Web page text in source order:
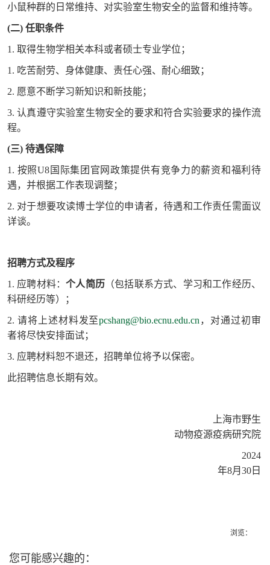
小鼠种群的日常维持、对实验室生物安全的监督和维持等。
(二) 任职条件
1. 取得生物学相关本科或者硕士专业学位；
1. 吃苦耐劳、身体健康、责任心强、耐心细致；
2. 愿意不断学习新知识和新技能；
3. 认真遵守实验室生物安全的要求和符合实验要求的操作流
程。
(三) 待遇保障
1. 按照U8国际集团官网政策提供有竞争力的薪资和福利待
遇，并根据工作表现调整；
2. 对于想要攻读博士学位的申请者，待遇和工作责任需面议
详谈。
招聘方式及程序
1. 应聘材料：个人简历 （包括联系方式、学习和工作经历、
科研经历等）；
2. 请将上述材料发至pcshang@bio.ecnu.edu.cn，对通过初审
者将尽快安排面试；
3. 应聘材料恕不退还，招聘单位将予以保密。
此招聘信息长期有效。
上海市野生
动物疫源疫病研究院
2024
年8月30日
浏览：
您可能感兴趣的：